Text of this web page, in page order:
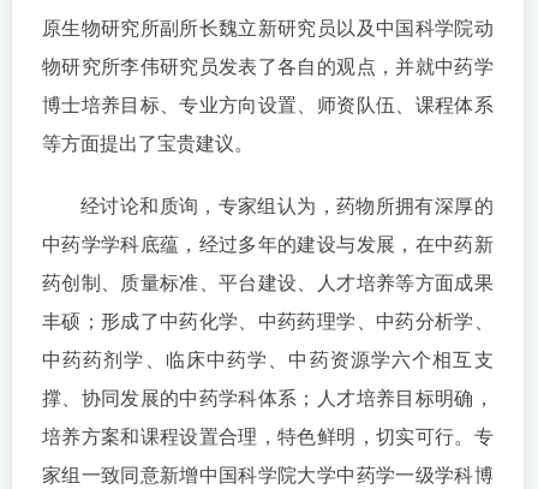
原生物研究所副所长魏立新研究员以及中国科学院动
物研究所李伟研究员发表了各自的观点，并就中药学
博士培养目标、专业方向设置、师资队伍、课程体系
等方面提出了宝贵建议。
经讨论和质询，专家组认为，药物所拥有深厚的
中药学学科底蕴，经过多年的建设与发展，在中药新
药创制、质量标准、平台建设、人才培养等方面成果
丰硕；形成了中药化学、中药药理学、中药分析学、
中药药剂学、临床中药学、中药资源学六个相互支
撑、协同发展的中药学科体系；人才培养目标明确，
培养方案和课程设置合理，特色鲜明，切实可行。专
家组一致同意新增中国科学院大学中药学一级学科博